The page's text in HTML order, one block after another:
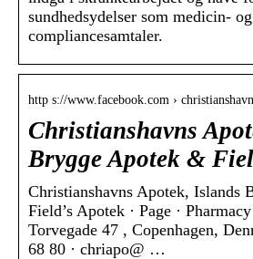
sundhedsydelser som medicin- og
compliancesamtaler.
http s://www.facebook.com ›
Christianshavns
Brygge Apotek &
Christianshavns Apotek, Islands
Field’s Apotek · Page ·
Torvegade 47 , Copenhagen,
68 80 · chriapo@ …